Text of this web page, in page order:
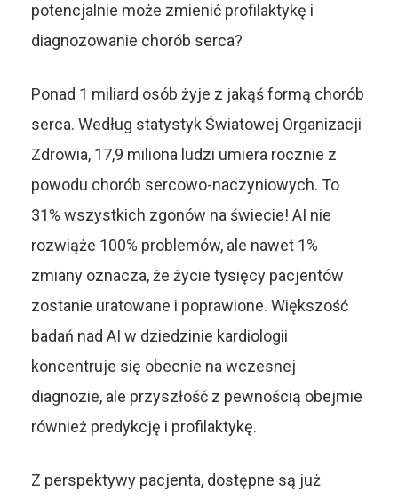
potencjalnie może zmienić profilaktykę i
diagnozowanie chorób serca?
Ponad 1 miliard osób żyje z jakąś formą chorób
serca. Według statystykŚwiatowej Organizacji
Zdrowia, 17,9 miliona ludzi umiera rocznie z
powodu chorób sercowo-naczyniowych. To
31% wszystkich zgonów na świecie! AI nie
rozwiąże 100% problemów, ale nawet 1%
zmiany oznacza, że życie tysięcy pacjentów
zostanie uratowane i poprawione. Większość
badań nad AI w dziedzinie kardiologii
koncentruje się obecnie na wczesnej
diagnozie, ale przyszłość z pewnością obejmie
również predykcję i profilaktykę.
Z perspektywy pacjenta, dostępne są już